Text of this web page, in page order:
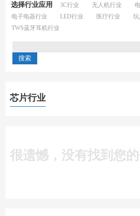
选择行业应用 3C行业 无人机行业
电子电器行业
LED行业 医疗行业 玩
TWS蓝牙耳机行业
芯片行业
很遗憾，没有找到您